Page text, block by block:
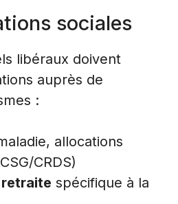
sociales
libéraux doivent
auprès de
:
allocations
CRDS)
retraite spécifique à la